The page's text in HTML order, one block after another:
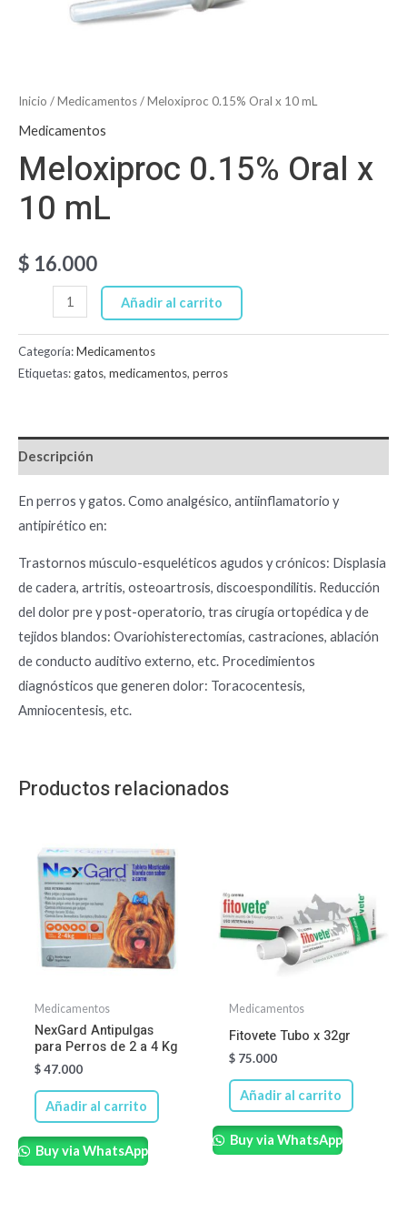
Inicio /Medicamentos/ Meloxiproc 0.15% Oral x 10 mL
Medicamentos
Meloxiproc 0.15% Oral x
10 mL
$ 16.000
Añadir al carrito
Categoría:Medicamentos
Etiquetas: gatos, medicamentos, perros
Descripción
En perros y gatos. Como analgésico, antiinflamatorio y
antipirético en:
Trastornos músculo-esqueléticos agudos y crónicos: Displasia
de cadera, artritis, osteoartrosis, discoespondilitis. Reducción
del dolor pre y post-operatorio, tras cirugía ortopédica y de
tejidos blandos: Ovariohisterectomías, castraciones, ablación
de conducto auditivo externo, etc. Procedimientos
diagnósticos que generen dolor: Toracocentesis,
Amniocentesis, etc.
Productos relacionados
Medicamentos
NexGard Antipulgas
para Perros de 2 a 4 Kg
$47.000
Añadir al carrito
Buy via WhatsApp
Medicamentos
Fitovete Tubo x 32gr
$75.000
Añadir al carrito
Buy via WhatsApp